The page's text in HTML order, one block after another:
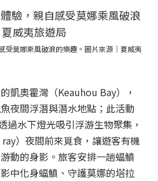
受莫娜乘風破浪的樂趣。圖片來源｜夏威夷
凱奧霍灣（Keauhou Bay），
夜間浮潛與潛水地點；此活動
過水下燈光吸引浮游生物聚集，
）夜間前來覓食，讓遊客有機
動的身影。旅客安排一趟蝠鱝
中化身蝠鱝、守護莫娜的塔拉